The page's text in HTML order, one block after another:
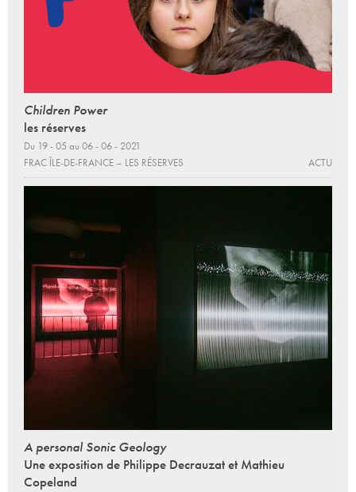
Children Power
les réserves
Du 19 - 05 au 06 - 06 - 2021
FRAC ÎLE-DE-FRANCE – LES RÉSERVES
ACTU
A personal Sonic Geology
Une exposition de Philippe Decrauzat et Mathieu
Copeland